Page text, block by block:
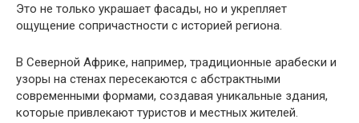
Это не только украшает фасады, но и укрепляет
ощущение сопричастности с историей региона.
В Северной Африке, например, традиционные арабески и
узоры на стенах пересекаются с абстрактными
современными формами, создавая уникальные здания,
которые привлекают туристов и местных жителей.